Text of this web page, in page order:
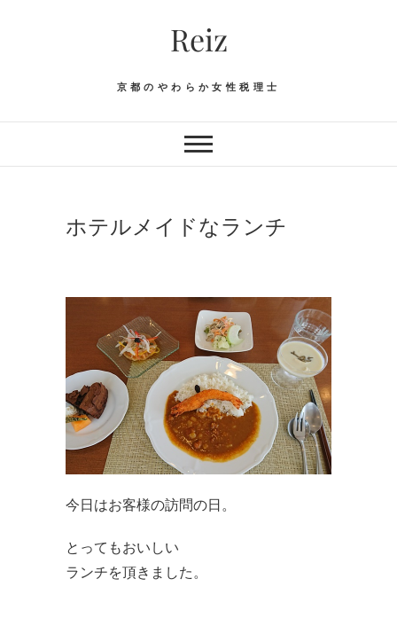
Reiz
京都のやわらか女性税理士
ホテルメイドなランチ
今日はお客様の訪問の日。
とってもおいしい
ランチを頂きました。